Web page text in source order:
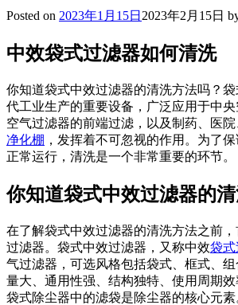
Posted on 2023年1月15日 2023年2月15日
中效袋式过滤器如何清洗
你知道袋式中效过滤器的清洗方法吗？
代工业生产的重要设备，广泛应用于中
空气过滤器的前端过滤，以及制药、医
净化棚 ，发挥着不可忽视的作用。为了
正常运行，清洗是一个非常重要的环节。
你知道袋式中效过滤器的
在了解袋式中效过滤器的清洗方法之前
过滤器。袋式中效过滤器，又称中效袋式
气过滤器，可选风格包括袋式、框式、
量大、通用性强、结构独特、使用周期效
袋式除尘器中的滤袋是除尘器的核心元